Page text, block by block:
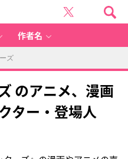
作者名
ズ
のアニメ、漫画
ター・登場人